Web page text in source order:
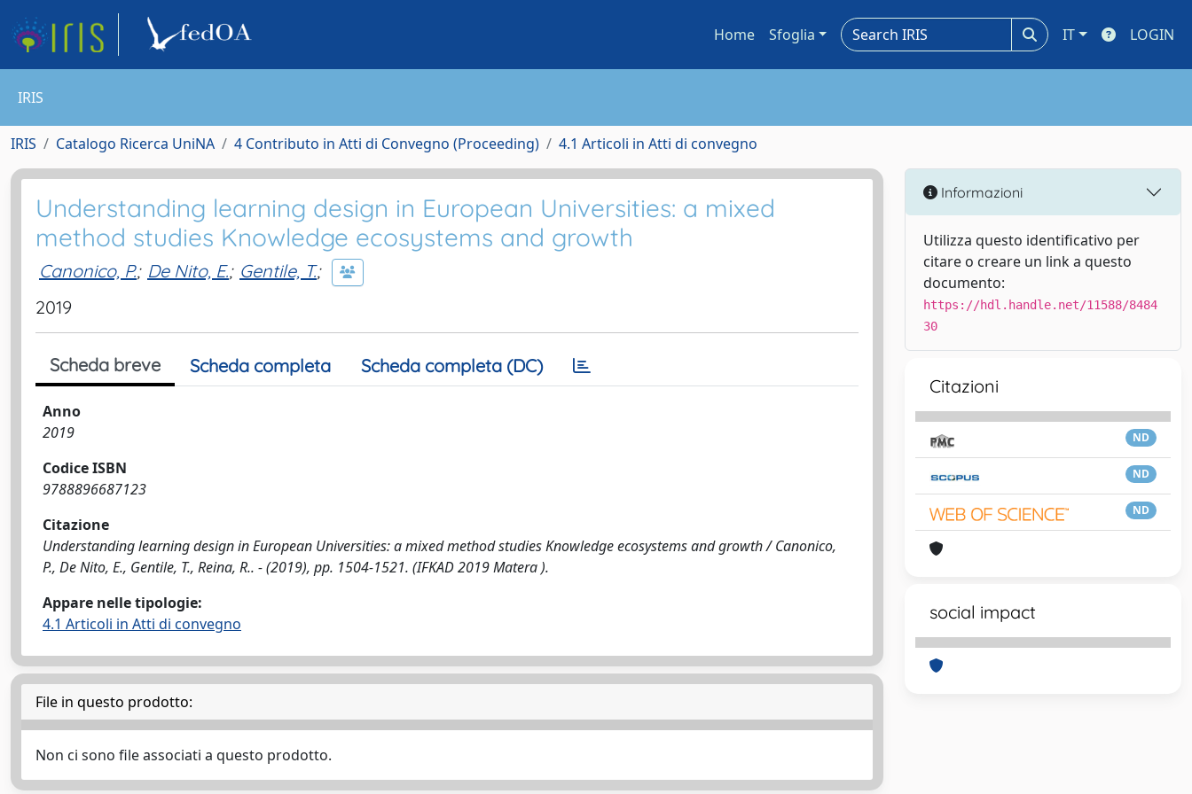
Home Sfoglia IT LOGIN
IRIS
IRIS Catalogo Ricerca UniNA 4 Contributo in Atti di Convegno (Proceeding) 4.1 Articoli in Atti di convegno
Understanding learning design in European Universities: a mixed
method studies Knowledge ecosystems and growth
Canonico, P.; De Nito, E.; Gentile, T.;
2019
Scheda breve Scheda completa Scheda completa (DC)
Anno
2019
Codice ISBN
9788896687123
Citazione
Understanding learning design in European Universities: a mixed method studies Knowledge ecosystems and growth / Canonico,
P., De Nito, E., Gentile, T., Reina, R.. - (2019), pp. 1504-1521. (IFKAD 2019 Matera ).
Appare nelle tipologie:
4.1 Articoli in Atti di convegno
File in questo prodotto:
Non ci sono file associati a questo prodotto.
Informazioni
Utilizza questo identificativo per
citare o creare un link a questo
documento:
https://hdl.handle.net/11588/8484
30
Citazioni
ND
ND
ND
social impact